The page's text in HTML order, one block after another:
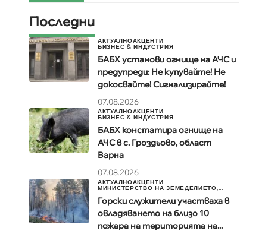
Последни
АКТУАЛНОАКЦЕНТИ
БИЗНЕС & ИНДУСТРИЯ
БАБХ установи огнище на АЧС и
предупреди: Не купувайте! Не
докосвайте! Сигнализирайте!
07.08.2026
АКТУАЛНОАКЦЕНТИ
БИЗНЕС & ИНДУСТРИЯ
БАБХ констатира огнище на
АЧС в с. Гроздьово, област
Варна
07.08.2026
АКТУАЛНОАКЦЕНТИ
МИНИСТЕРСТВО НА ЗЕМЕДЕЛИЕТО,...
Горски служители участваха в
овладяването на близо 10
пожара на територията на...